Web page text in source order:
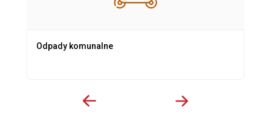
Odpady komunalne